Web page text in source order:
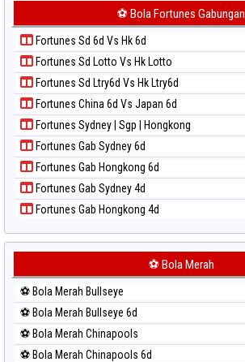
Paito Warna Sydney Lotto
Paito Warna Sydney Pools 6d
Paito Warna Taipei
Paito Warna Taiwan
Paito Harian Korea
Paito Harian Kuda Lari
Paito Harian Magnum Cambodia
Paito Harian Nagoya
Paito Harian New York Midday
Paito Harian North Carolina Day
Paito Harian Pcso
Paito Harian Pennsylvania Day
Paito Harian Sao Paulo
Paito Harian Singapore
Paito Harian Sydney
Paito Harian Sydney Lottery
Paito Harian Sydney Lottery 6d
Paito Harian Sydney Lotto
Paito Harian Sydney Pools 6d
Paito Harian Taipei
Paito Harian Taiwan
⚽ Bola Fortunes Gabungan
Fortunes Sd 6d Vs Hk 6d
Fortunes Sd Lotto Vs Hk Lotto
Fortunes Sd Ltry6d Vs Hk Ltry6d
Fortunes China 6d Vs Japan 6d
Fortunes Sydney | Sgp | Hongkong
Fortunes Gab Sydney 6d
Fortunes Gab Hongkong 6d
Fortunes Gab Sydney 4d
Fortunes Gab Hongkong 4d
⚽ Bola Merah
⚽ Bola Merah Bullseye
⚽ Bola Merah Bullseye 6d
⚽ Bola Merah Chinapools
⚽ Bola Merah Chinapools 6d